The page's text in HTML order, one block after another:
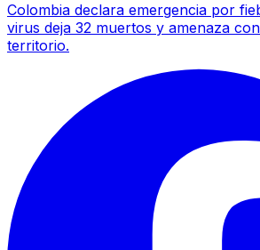
Colombia declara emergencia por
virus deja 32 muertos y amenaza
territorio.